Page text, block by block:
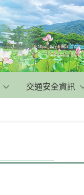
交通安全資訊